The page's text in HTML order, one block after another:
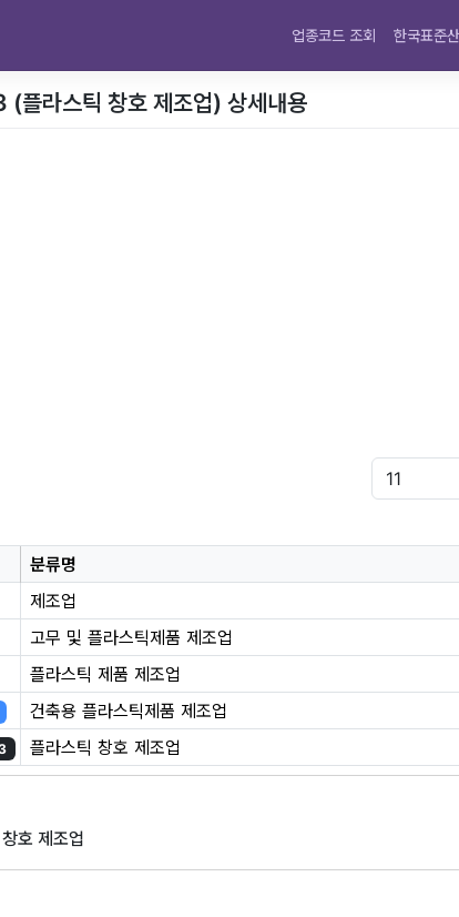
업종코드 조회 한국표준
플라스틱 창호 제조업) 상세내용
분류명
제조업
고무 및 플라스틱제품 제조업
플라스틱 제품 제조업
건축용 플라스틱제품 제조업
플라스틱 창호 제조업
호 제조업